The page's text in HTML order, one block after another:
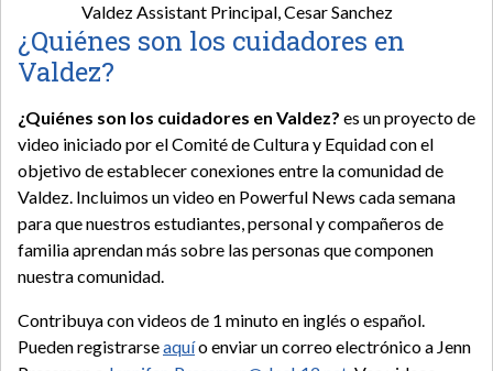
Valdez Assistant Principal, Cesar Sanchez
¿Quiénes son los cuidadores en
Valdez?
¿Quiénes son los cuidadores en Valdez? es un proyecto de
video iniciado por el Comité de Cultura y Equidad con el
objetivo de establecer conexiones entre la comunidad de
Valdez. Incluimos un video en Powerful News cada semana
para que nuestros estudiantes, personal y compañeros de
familia aprendan más sobre las personas que componen
nuestra comunidad.
Contribuya con videos de 1 minuto en inglés o español.
Pueden registrarseaquío enviar un correo electrónico a Jenn